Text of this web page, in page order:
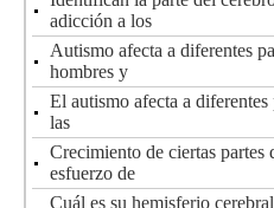
adicción a los
Autismo afecta a diferentes
hombres y
El autismo afecta a diferentes
las
Crecimiento de ciertas partes
esfuerzo de
Cuál es su hemisferio